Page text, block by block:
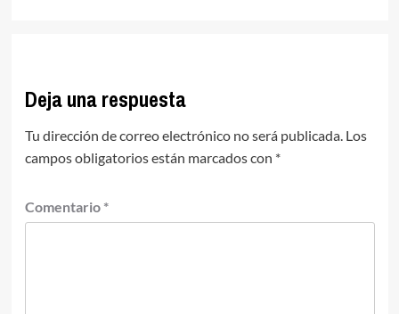
Deja una respuesta
Tu dirección de correo electrónico no será publicada. Los
campos obligatorios están marcados con *
Comentario *